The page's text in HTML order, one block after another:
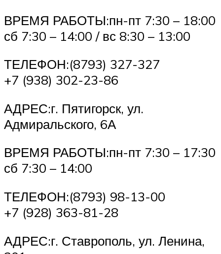
ВРЕМЯ РАБОТЫ:пн-пт 7:30 – 18:00
сб 7:30 – 14:00 / вс 8:30 – 13:00
ТЕЛЕФОН:(8793) 327-327
+7 (938) 302-23-86
АДРЕС:г. Пятигорск, ул.
Адмиральского, 6А
ВРЕМЯ РАБОТЫ:пн-пт 7:30 – 17:30
сб 7:30 – 14:00
ТЕЛЕФОН:(8793) 98-13-00
+7 (928) 363-81-28
АДРЕС:г. Ставрополь, ул. Ленина,